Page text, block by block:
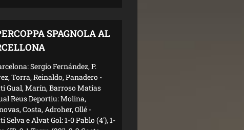
SPAGNOLA AL
Sergio Fernández, P.
Torra, Reinaldo, Panadero -
Gual, Marín, Barroso Matías
Reus Deportiu: Molina,
Costa, Adroher, Ollé -
Selva e Alvat Gol: 1-0 Pablo (4'), 1-